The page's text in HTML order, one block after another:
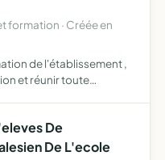
formation · Créée en
de l'établissement ,
et réunir toute
De
De L'ecole